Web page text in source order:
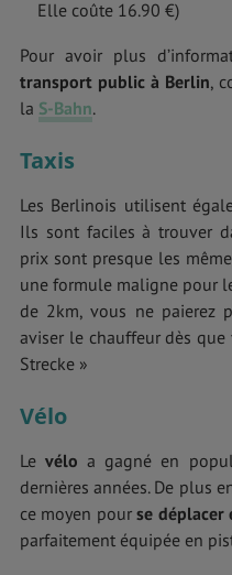
Elle coûte 16.90 €)
Pour avoir plus
transport public à Berlin,
la S-Bahn.
Taxis
Les Berlinois utilisent
Ils sont faciles à trouver
prix sont presque les
une formule maligne pour
de 2km, vous ne paierez
aviser le chauffeur dès
Strecke »
Vélo
Levélo a gagné en
dernières années. De plus
ce moyen pourse déplacer
parfaitement équipée en